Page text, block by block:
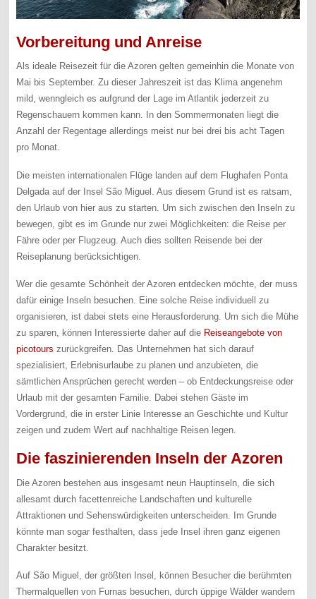
Vorbereitung und Anreise
Als ideale Reisezeit für die Azoren gelten gemeinhin die Monate von
Mai bis September. Zu dieser Jahreszeit ist das Klima angenehm
mild, wenngleich es aufgrund der Lage im Atlantik jederzeit zu
Regenschauern kommen kann. In den Sommermonaten liegt die
Anzahl der Regentage allerdings meist nur bei drei bis acht Tagen
pro Monat.
Die meisten internationalen Flüge landen auf dem Flughafen Ponta
Delgada auf der Insel São Miguel. Aus diesem Grund ist es ratsam,
den Urlaub von hier aus zu starten. Um sich zwischen den Inseln zu
bewegen, gibt es im Grunde nur zwei Möglichkeiten: die Reise per
Fähre oder per Flugzeug. Auch dies sollten Reisende bei der
Reiseplanung berücksichtigen.
Wer die gesamte Schönheit der Azoren entdecken möchte, der muss
dafür einige Inseln besuchen. Eine solche Reise individuell zu
organisieren, ist dabei stets eine Herausforderung. Um sich die Mühe
zu sparen, können Interessierte daher auf die Reiseangebote von
picotours zurückgreifen. Das Unternehmen hat sich darauf
spezialisiert, Erlebnisurlaube zu planen und anzubieten, die
sämtlichen Ansprüchen gerecht werden – ob Entdeckungsreise oder
Urlaub mit der gesamten Familie. Dabei stehen Gäste im
Vordergrund, die in erster Linie Interesse an Geschichte und Kultur
zeigen und zudem Wert auf nachhaltige Reisen legen.
Die faszinierenden Inseln der Azoren
Die Azoren bestehen aus insgesamt neun Hauptinseln, die sich
allesamt durch facettenreiche Landschaften und kulturelle
Attraktionen und Sehenswürdigkeiten unterscheiden. Im Grunde
könnte man sogar festhalten, dass jede Insel ihren ganz eigenen
Charakter besitzt.
Auf São Miguel, der größten Insel, können Besucher die berühmten
Thermalquellen von Furnas besuchen, durch üppige Wälder wandern